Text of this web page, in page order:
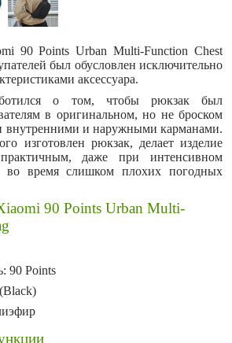
90 Points Urban Multi-Function Chest
был обусловлен исключительно
аксессуара.
о том, чтобы рюкзак был
в оригинальном, но не броском
внутренними и наружными карманами.
изготовлен рюкзак, делает изделие
даже при интенсивном
во время слишком плохих погодных
90 Points Urban Multi-
90 Points